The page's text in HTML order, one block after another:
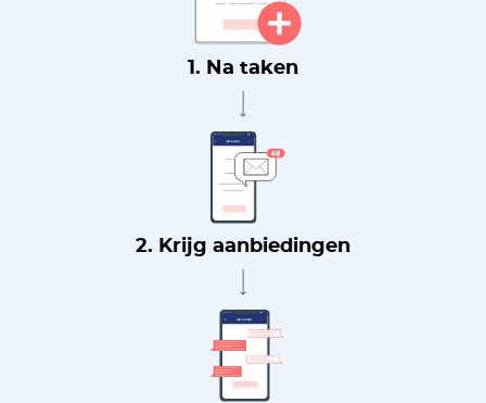
1. Na taken
2. Krijg aanbiedingen